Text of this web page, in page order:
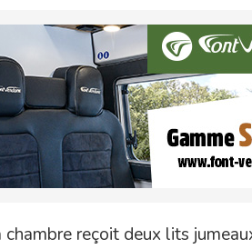
reçoit deux lits